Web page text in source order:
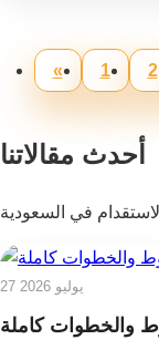
« 1 2
أحدث مقالاتنا
في السعودية
27 يوليو 2026
والخطوات كاملة